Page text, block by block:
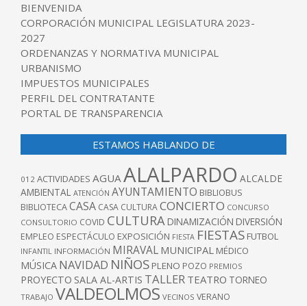
BIENVENIDA
CORPORACIÓN MUNICIPAL LEGISLATURA 2023-
2027
ORDENANZAS Y NORMATIVA MUNICIPAL
URBANISMO
IMPUESTOS MUNICIPALES
PERFIL DEL CONTRATANTE
PORTAL DE TRANSPARENCIA
ESTAMOS HABLANDO DE
012 ACTIVIDADES AGUAALALPARDO ALCALDE
AMBIENTAL ATENCIÓN AYUNTAMIENTO BIBLIOBUS
BIBLIOTECACASA CASA CULTURACONCIERTO CONCURSO
CONSULTORIO COVID CULTURA DINAMIZACIÓN DIVERSIÓN
EMPLEO ESPECTÁCULO EXPOSICIÓN FIESTA FIESTAS FUTBOL
INFANTIL INFORMACIÓN MIRAVAL MUNICIPAL MÉDICO
MÚSICA NAVIDAD NIÑOS PLENO POZO PREMIOS
PROYECTO SALA AL-ARTIS TALLER TEATRO TORNEO
TRABAJO VALDEOLMOS VECINOS VERANO